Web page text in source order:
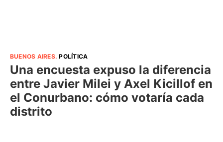
BUENOS AIRES.POLÍTICA
Una encuesta expuso la diferencia
entre Javier Milei y Axel Kicillof en
el Conurbano: cómo votaría cada
distrito